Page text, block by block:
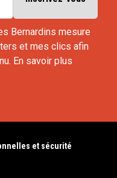
Bernardins mesure
et mes clics afin
En savoir plus
et sécurité